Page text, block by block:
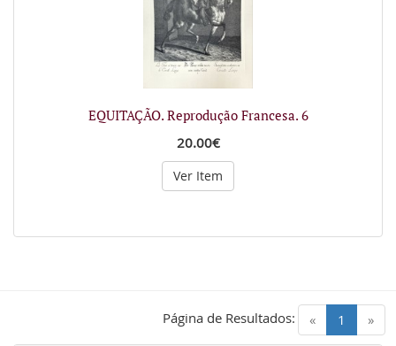
EQUITAÇÃO. Reprodução Francesa. 6
20.00€
Ver Item
« 1 (current)
»
Página de Resultados: